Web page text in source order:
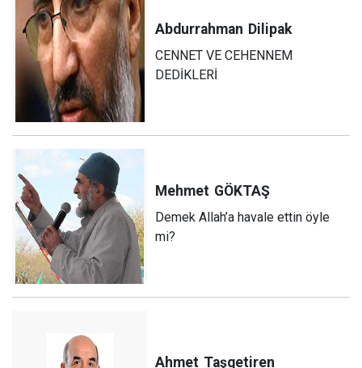
Abdurrahman Dilipak
CENNET VE CEHENNEM
DEDİKLERİ
Mehmet GÖKTAŞ
Demek Allah’a havale ettin öyle
mi?
Ahmet Taşgetiren